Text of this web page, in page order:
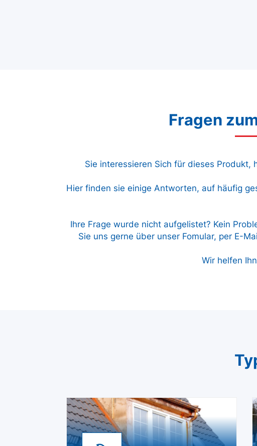
Fragen
Sie interessieren Sich für dieses Produkt,
Hier finden sie einige Antworten, auf häufig
Ihre Frage wurde nicht aufgelistet? Kein
Sie uns gerne über unser Fomular, per E-
Wir helfen